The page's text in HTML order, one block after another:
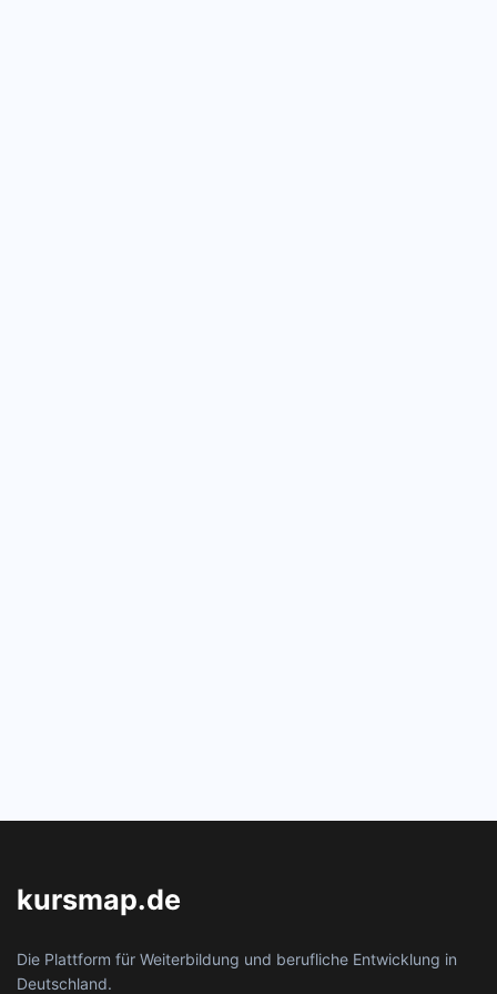
kursmap.de
Die Plattform für Weiterbildung und berufliche Entwicklung in
Deutschland.